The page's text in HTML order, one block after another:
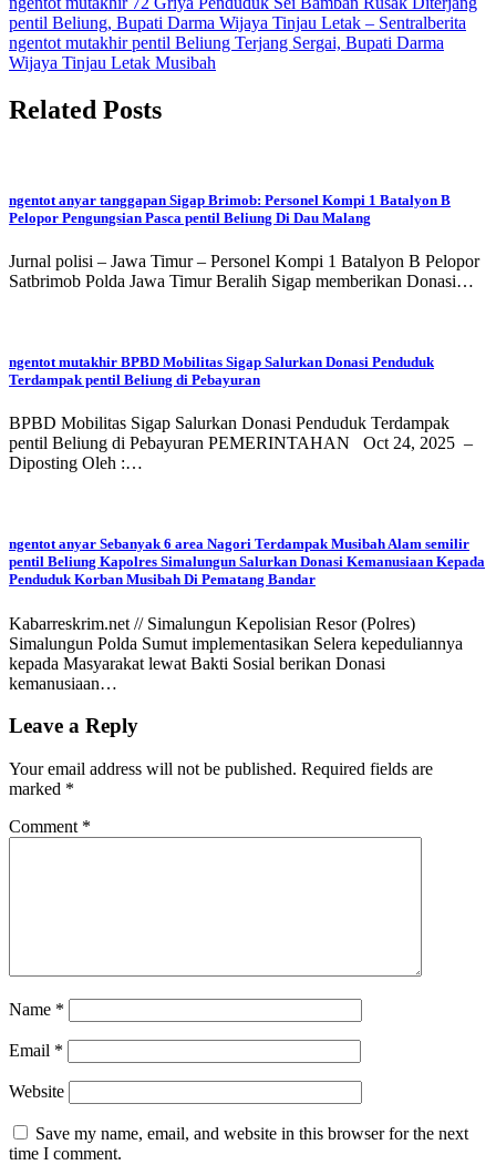
Post
navigation
pentil Beliung, Bupati Darma Wijaya Tinjau Letak – Sentralberita
ngentot mutakhir pentil Beliung Terjang Sergai, Bupati Darma
Wijaya Tinjau Letak Musibah
Related Posts
ngentot anyar tanggapan Sigap Brimob: Personel Kompi 1 Batalyon B
Pelopor Pengungsian Pasca pentil Beliung Di Dau Malang
Jurnal polisi – Jawa Timur – Personel Kompi 1 Batalyon B Pelopor
Satbrimob Polda Jawa Timur Beralih Sigap memberikan Donasi…
ngentot mutakhir BPBD Mobilitas Sigap Salurkan Donasi Penduduk
Terdampak pentil Beliung di Pebayuran
BPBD Mobilitas Sigap Salurkan Donasi Penduduk Terdampak
pentil Beliung di Pebayuran PEMERINTAHAN Oct 24, 2025 –
Diposting Oleh :…
ngentot anyar Sebanyak 6 area Nagori Terdampak Musibah Alam semilir
pentil Beliung Kapolres Simalungun Salurkan Donasi Kemanusiaan Kepada
Penduduk Korban Musibah Di Pematang Bandar
Kabarreskrim.net // Simalungun Kepolisian Resor (Polres)
Simalungun Polda Sumut implementasikan Selera kepeduliannya
kepada Masyarakat lewat Bakti Sosial berikan Donasi
kemanusiaan…
Leave a Reply
Your email address will not be published. Required fields are
marked *
Comment *
Name *
Email *
Website
Save my name, email, and website in this browser for the next
time I comment.